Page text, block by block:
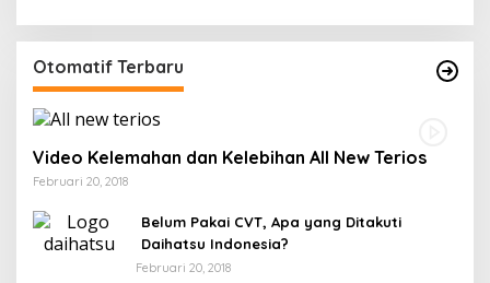
Otomatif Terbaru
Video Kelemahan dan Kelebihan All New Terios
Februari 20, 2018
Belum Pakai CVT, Apa yang Ditakuti
Daihatsu Indonesia?
Februari 20, 2018